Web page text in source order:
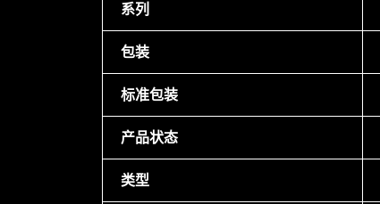
系列
包装
标准包装
产品状态
类型